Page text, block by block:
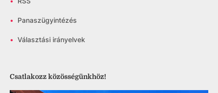
• Panaszügyintézés
• Választási irányelvek
Csatlakozz közösségünkhöz!